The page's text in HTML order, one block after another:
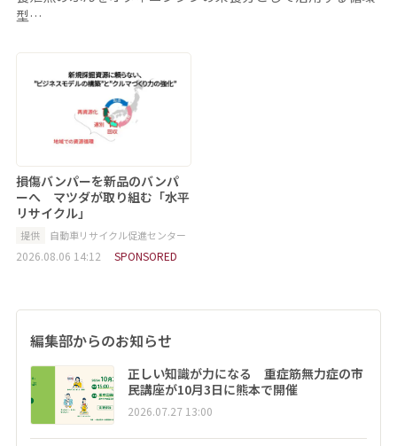
型…
損傷バンパーを新品のバンパ
ーへ マツダが取り組む「水平
リサイクル」
提供 自動車リサイクル促進センター
2026.08.06 14:12 SPONSORED
編集部からのお知らせ
正しい知識が力になる 重症筋無力症の市
民講座が10月3日に熊本で開催
2026.07.27 13:00